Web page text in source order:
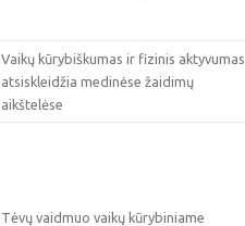
Vaikų kūrybiškumas ir fizinis aktyvumas
atsiskleidžia medinėse žaidimų
aikštelėse
Tėvų vaidmuo vaikų kūrybiniame